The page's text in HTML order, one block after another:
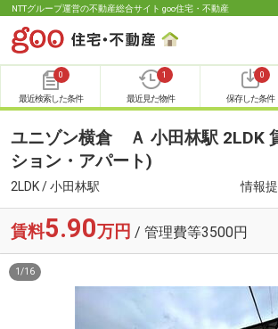
NTTグループ運営の不動産総合サイト goo住宅・不動産
0
最近検索した条件
1
最近見た物件
0
保存した条件
ユニゾン横倉 Ａ 小田林駅 2LDK
ション・アパート)
2LDK / 小田林駅 情報
賃料5.90万円 / 管理費等3500円
1 /16